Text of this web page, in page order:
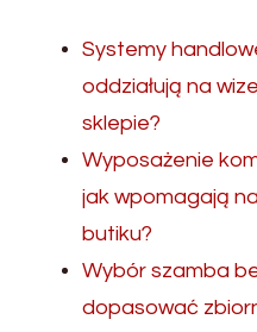
Systemy
oddziałują na
sklepie?
Wyposażenie
jak wpomagają
butiku?
Wybór szamba
dopasować